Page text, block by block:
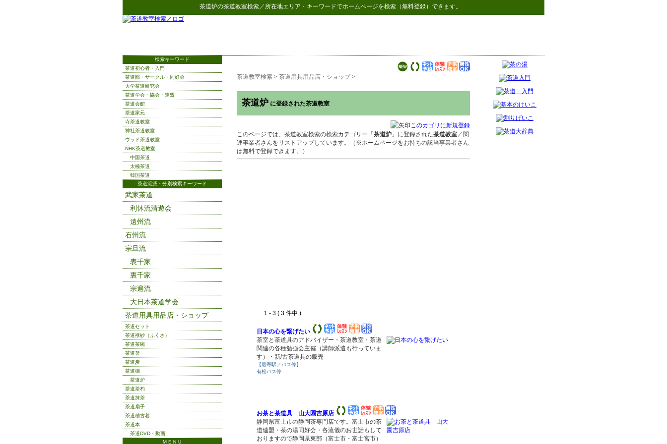
茶道炉の茶道教室検索／所在地エリア・キーワードでホームページを検索（無料登録）できます。
茶道教室検索 > 茶道用具用品店・ショップ>
茶道炉 に登録された茶道教室
このカゴリに新規登録
このページでは、茶道教室検索の検索カテゴリー「 茶道炉 」に登録された茶道教室／関
連事業者さんをリストアップしています。（※ホームページをお持ちの該当事業者さん
は無料で登録できます。）
1 - 3 ( 3 件中 )
日本の心を繋げたい
茶室と茶道具のアドバイザー・茶道教室・茶道
関連の各種勉強会主催（講師派遣も行っていま
す）・新/古茶道具の販売
【最寄駅／バス停】
有松バス停
お茶と茶道具 山大園吉原店
静岡県富士市の静岡茶専門店です。富士市の茶
道連盟・茶の湯同好会・各流儀のお世話もして
おりますので静岡県東部（富士市・富士宮市）
検索キーワード
茶道初心者・入門
茶道部・サークル・同好会
大学茶道研究会
茶道学会・協会・連盟
茶道会館
茶道家元
寺茶道教室
神社茶道教室
ウッド茶道教室
NHK茶道教室
中国茶道
太極茶道
韓国茶道
茶道流派・分別検索キーワード
武家茶道
利休流清遊会
遠州流
石州流
宗旦流
表千家
裏千家
宗遍流
大日本茶道学会
茶道用具用品店・ショップ
茶道セット
茶道袱紗（ふくさ）
茶道茶碗
茶道釜
茶道炭
茶道棚
茶道炉
茶道茶杓
茶道抹茶
茶道扇子
茶道稽古着
茶道本
茶道DVD・動画
ＭＥＮＵ